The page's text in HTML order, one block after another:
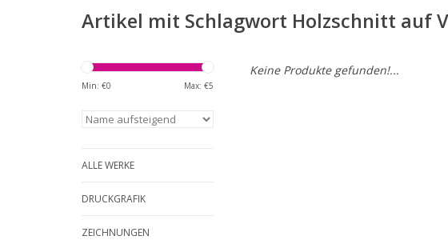
Artikel mit Schlagwort Holzschnitt auf
Min: €0 Max: €5
ALLE WERKE
DRUCKGRAFIK
ZEICHNUNGEN
Keine Produkte gefunden!...